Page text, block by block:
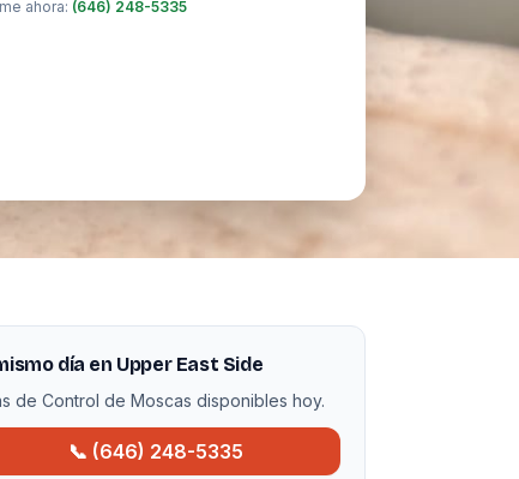
ahora: (646) 248-5335
día en Upper East Side
de Control de Moscas disponibles hoy.
📞 (646) 248-5335